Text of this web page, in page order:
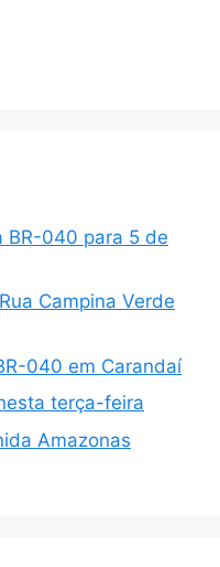
BR-040 para 5 de
Campina Verde
040 em Carandaí
terça-feira
Amazonas